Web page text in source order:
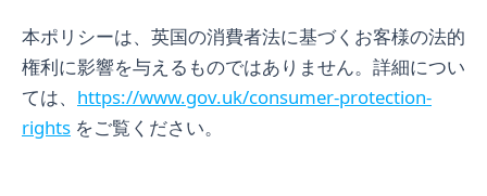
本ポリシーは、英国の消費者法に基づくお客様の法的
権利に影響を与えるものではありません。詳細につい
ては、 https://www.gov.uk/consumer-protection-
rights をご覧ください。